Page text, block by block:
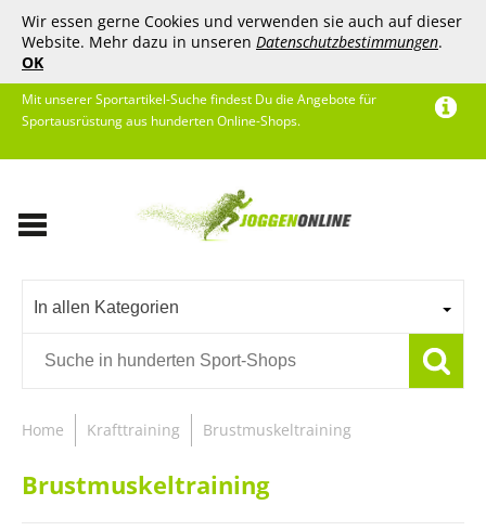
Wir essen gerne Cookies und verwenden sie auch auf dieser
Website. Mehr dazu in unseren Datenschutzbestimmungen.
OK
Mit unserer Sportartikel-Suche findest Du die Angebote für
Sportausrüstung aus hunderten Online-Shops.
In allen Kategorien
Home Krafttraining Brustmuskeltraining
Brustmuskeltraining